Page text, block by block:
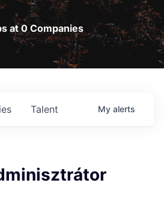
at 0 Companies
Talent My alerts